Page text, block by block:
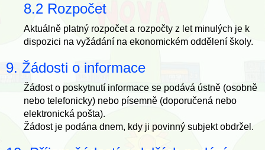
8.2 Rozpočet
Aktuálně platný rozpočet a rozpočty z let minulých je k
dispozici na vyžádání na ekonomickém oddělení školy.
9. Žádosti o informace
Žádost o poskytnutí informace se podává ústně (osobně
nebo telefonicky) nebo písemně (doporučená nebo
elektronická pošta).
Žádost je podána dnem, kdy ji povinný subjekt obdržel.